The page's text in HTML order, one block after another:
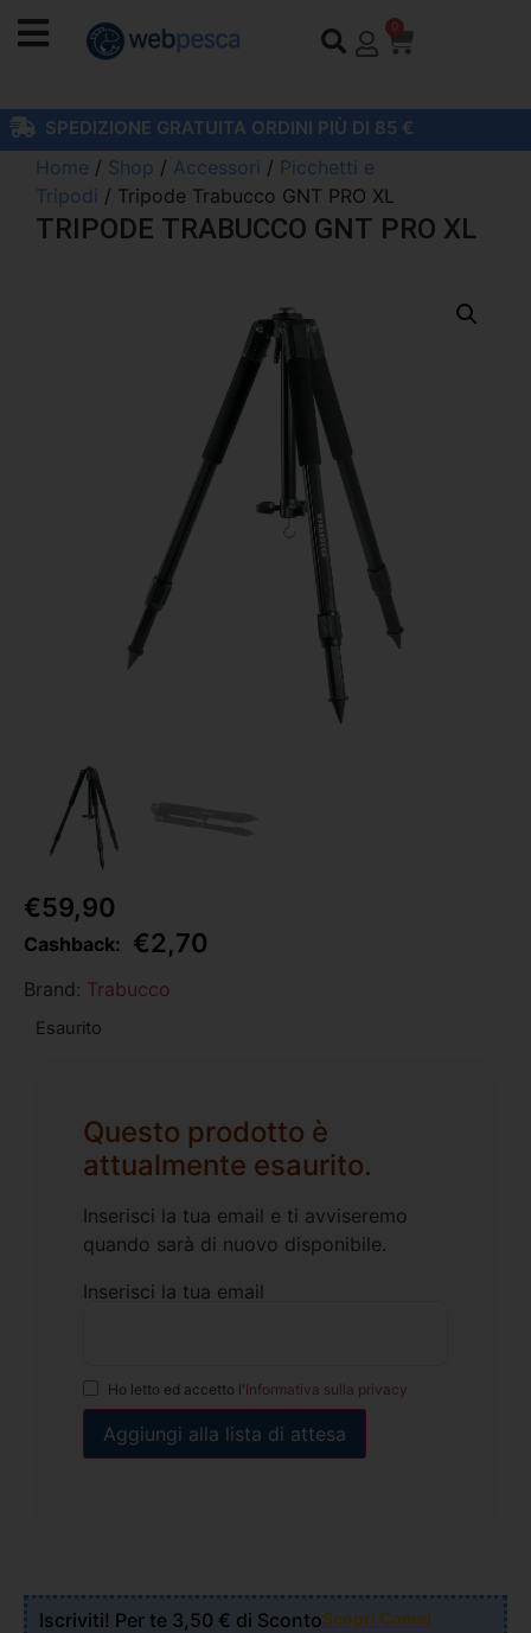
0
SPEDIZIONE GRATUITA ORDINI PIÙ DI 85 €
Home / Shop / Accessori / Picchetti e
Tripodi / Tripode Trabucco GNT PRO XL
TRIPODE TRABUCCO GNT PRO XL
€59,90
Cashback: €2,70
Brand: Trabucco
Esaurito
Questo prodotto è
attualmente esaurito.
Inserisci la tua email e ti avviseremo
quando sarà di nuovo disponibile.
Inserisci la tua email
Ho letto ed accetto l'Informativa sulla privacy
Iscriviti! Per te 3,50 € di ScontoScopri Come!